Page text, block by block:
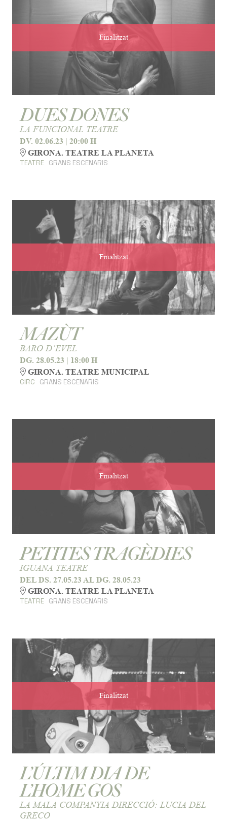
Finalitzat
DUES DONES
LA FUNCIONAL TEATRE
DV. 02.06.23 | 20:00 H
GIRONA. TEATRE LA PLANETA
TEATRE GRANS ESCENARIS
Finalitzat
MAZÙT
BARO D’EVEL
DG. 28.05.23 | 18:00 H
GIRONA. TEATRE MUNICIPAL
CIRC GRANS ESCENARIS
Finalitzat
PETITES TRAGÈDIES
IGUANA TEATRE
DEL DS. 27.05.23 AL DG. 28.05.23
GIRONA. TEATRE LA PLANETA
TEATRE GRANS ESCENARIS
Finalitzat
L’ÚLTIM DIA DE
L’HOME GOS
LA MALA COMPANYIA DIRECCIÓ: LUCIA DEL
GRECO